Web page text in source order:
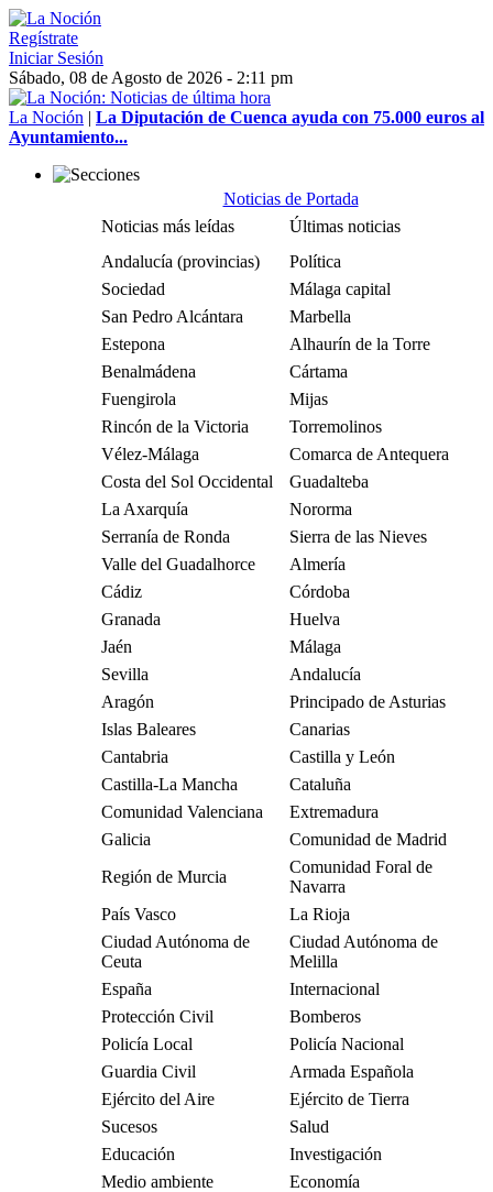
Regístrate
Iniciar Sesión
Sábado, 08 de Agosto de 2026 - 2:11 pm
La Noción | La Diputación de Cuenca ayuda con 75.000 euros al
Ayuntamiento...
Noticias de Portada
Noticias más leídas
Últimas noticias
Andalucía (provincias)
Política
Sociedad
Málaga capital
San Pedro Alcántara
Marbella
Estepona
Alhaurín de la Torre
Benalmádena
Cártama
Fuengirola
Mijas
Rincón de la Victoria
Torremolinos
Vélez-Málaga
Comarca de Antequera
Costa del Sol Occidental
Guadalteba
La Axarquía
Nororma
Serranía de Ronda
Sierra de las Nieves
Valle del Guadalhorce
Almería
Cádiz
Córdoba
Granada
Huelva
Jaén
Málaga
Sevilla
Andalucía
Aragón
Principado de Asturias
Islas Baleares
Canarias
Cantabria
Castilla y León
Castilla-La Mancha
Cataluña
Comunidad Valenciana
Extremadura
Galicia
Comunidad de Madrid
Región de Murcia
Comunidad Foral de
Navarra
País Vasco
La Rioja
Ciudad Autónoma de
Ceuta
Ciudad Autónoma de
Melilla
España
Internacional
Protección Civil
Bomberos
Policía Local
Policía Nacional
Guardia Civil
Armada Española
Ejército del Aire
Ejército de Tierra
Sucesos
Salud
Educación
Investigación
Medio ambiente
Economía